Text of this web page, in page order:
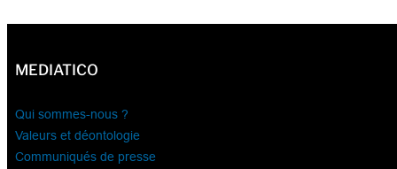
MEDIATICO
Qui sommes-nous ?
Valeurs et déontologie
Communiqués de presse